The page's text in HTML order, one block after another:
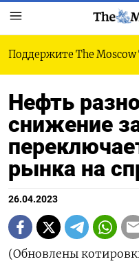
Поддержите The Moscow
Нефть
снижение
рынка на
26.04.2023
(Обновлены